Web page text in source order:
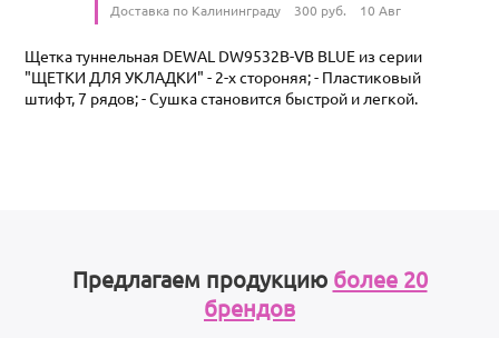
Условия доставки
Доставка по Калининграду 300 руб. 10 Авг
Щетка туннельная DEWAL DW9532B-VB BLUE из серии
"ЩЕТКИ ДЛЯ УКЛАДКИ" - 2-х стороняя; - Пластиковый
штифт, 7 рядов; - Сушка становится быстрой и легкой.
Предлагаем продукцию более 20
брендов